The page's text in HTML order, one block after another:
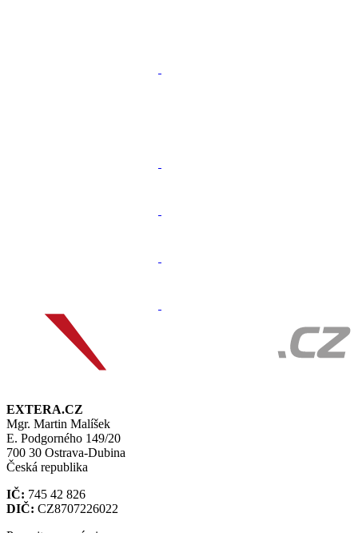
EXTERA.CZ
Mgr. Martin Malíšek
E. Podgorného 149/20
700 30 Ostrava-Dubina
Česká republika
IČ: 745 42 826
DIČ: CZ8707226022